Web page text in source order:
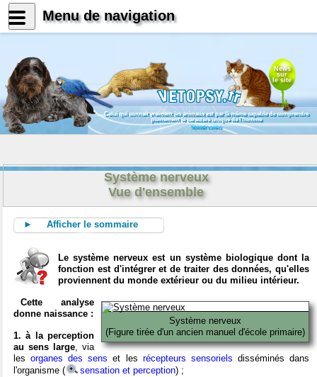
News
sur
le site
Celui qui connait vraiment les animaux est par là même capable de comprendre
pleinement le caractère unique de l'homme
Konrad Lorenz
Système nerveux
Vue d'ensemble
► Afficher le sommaire
Le système nerveux est un système biologique dont la
fonction est d'intégrer et de traiter des données, qu'elles
proviennent du monde extérieur ou du milieu intérieur.
Système nerveux
(Figure tirée d'un ancien manuel d'école primaire)
Cette analyse
donne naissance :
1. à la perception
au sens large, via
lesorganes des sens et les récepteurs sensoriels disséminés dans
l'organisme (
sensation et perception) ;
Menu de navigation